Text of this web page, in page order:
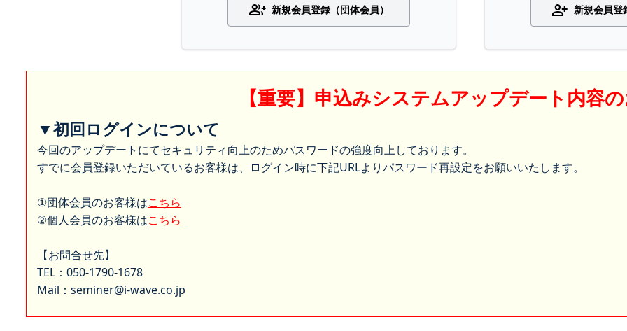
group_add 新規会員登録（団体会員） person_add 新規会員登
【重要】申込みシステムアップデート内容
▼初回ログインについて
今回のアップデートにてセキュリティ向上のためパスワードの強度向上しております。
すでに会員登録いただいているお客様は、ログイン時に下記URLよりパスワード再設定をお願いいたします。
①団体会員のお客様はこちら
②個人会員のお客様はこちら
【お問合せ先】
TEL：050-1790-1678
Mail：seminer@i-wave.co.jp